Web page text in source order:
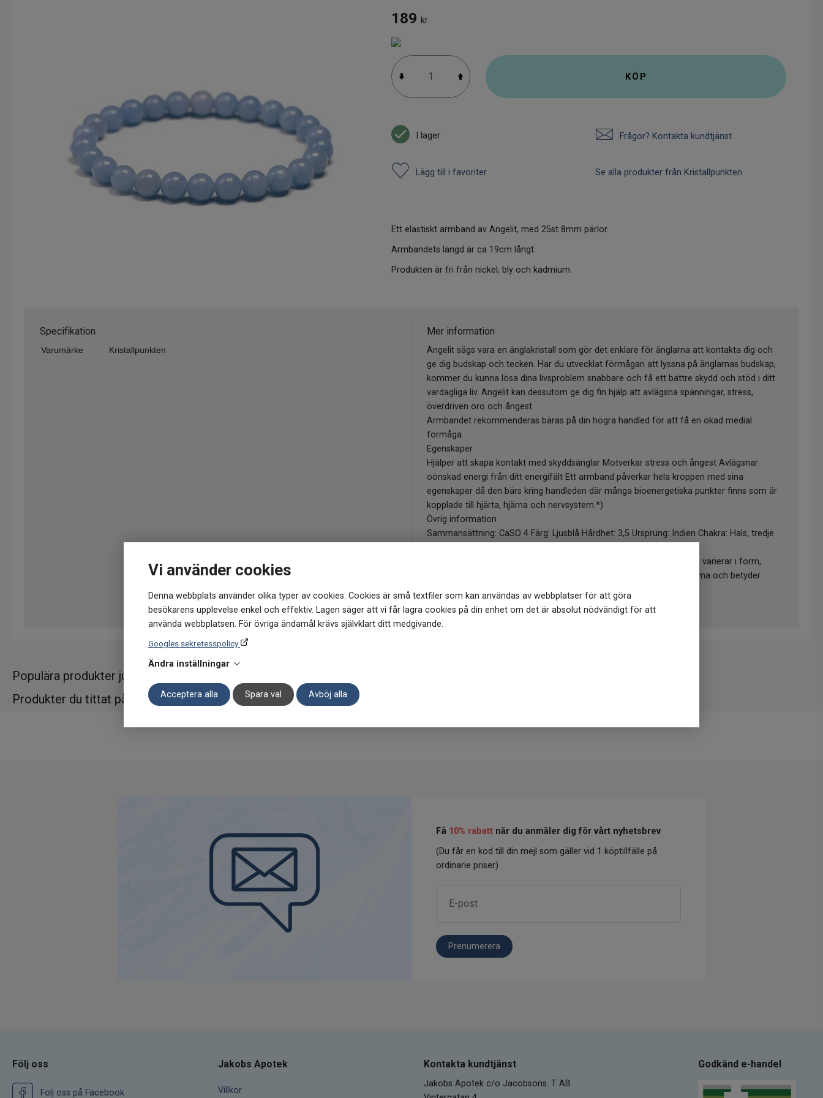
Vi använder cookies
Denna webbplats använder olika typer av cookies. Cookies är små textfiler som kan användas av webbplatser för att göra
besökarens upplevelse enkel och effektiv. Lagen säger att vi får lagra cookies på din enhet om det är absolut nödvändigt för att
använda webbplatsen. För övriga ändamål krävs självklart ditt medgivande.
Googles sekretesspolicy
Ändra inställningar
Acceptera alla Spara val Avböj alla
189kr
KÖP
I lager Frågor? Kontakta kundtjänst
Lägg till i favoriter Se alla produkter från Kristallpunkten
Ett elastiskt armband av Angelit, med 25st 8mm pärlor.
Armbandets längd är ca 19cm långt.
Produkten är fri från nickel, bly och kadmium.
Specifikation
Varumärke Kristallpunkten
Mer information
Angelit sägs vara en änglakristall som gör det enklare för änglarna att kontakta dig och
ge dig budskap och tecken. Har du utvecklat förmågan att lyssna på änglarnas budskap,
kommer du kunna lösa dina livsproblem snabbare och få ett bättre skydd och stöd i ditt
vardagliga liv. Angelit kan dessutom ge dig fin hjälp att avlägsna spänningar, stress,
överdriven oro och ångest.
Armbandet rekommenderas bäras på din högra handled för att få en ökad medial
förmåga.
Egenskaper
Hjälper att skapa kontakt med skyddsänglar Motverkar stress och ångest Avlägsnar
oönskad energi från ditt energifält Ett armband påverkar hela kroppen med sina
egenskaper då den bärs kring handleden där många bioenergetiska punkter finns som är
kopplade till hjärta, hjärna och nervsystem.*)
Övrig information
Sammansättning: CaSO 4 Färg: Ljusblå Hårdhet: 3,5 Ursprung: Indien Chakra: Hals, tredje
Kristaller kommer från naturen och är helt unika, vilket innebär att de varierar i form,
storlek och färg. Sprickor och linjer på kristallen kan därför förekomma och betyder
inte att den har blivit förstörd.
Populära produkter just nu
Produkter du tittat på
Få 10% rabatt när du anmäler dig för vårt nyhetsbrev
(Du får en kod till din mejl som gäller vid 1 köptillfälle på
ordinarie priser)
Prenumerera
Följ oss
Följ oss på Facebook
Jakobs Apotek
Villkor
Kontakta kundtjänst
Jakobs Apotek c/o Jacobsons. T AB
Godkänd e-handel